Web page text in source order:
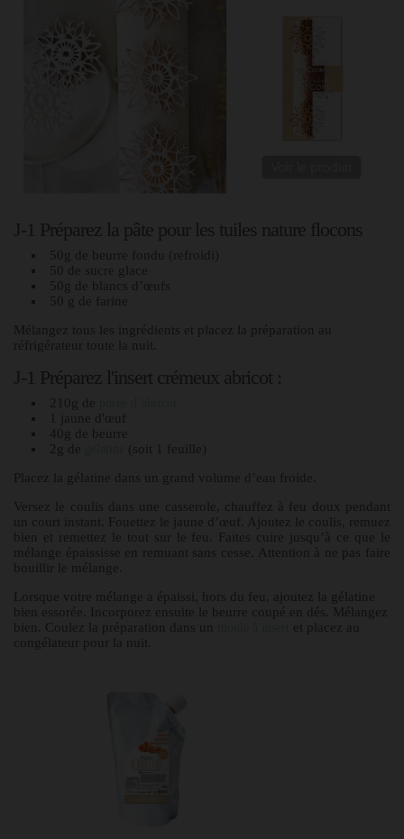
J-1 Préparez la pâte pour les tuiles nature flocons
50g de beurre fondu (refroidi)
50 de sucre glace
50g de blancs d’œufs
50 g de farine
Mélangez tous les ingrédients et placez la préparation au
réfrigérateur toute la nuit.
J-1 Préparez l'insert crémeux abricot :
210g de
1 jaune d'œuf
40g de beurre
2g de
(soit 1 feuille)
Placez la gélatine dans un grand volume d’eau froide.
Versez le coulis dans une casserole, chauffez à feu doux pendant
un court instant. Fouettez le jaune d’œuf. Ajoutez le coulis, remuez
bien et remettez le tout sur le feu. Faites cuire jusqu’à ce que le
mélange épaississe en remuant sans cesse. Attention à ne pas faire
bouillir le mélange.
Lorsque votre mélange a épaissi, hors du feu, ajoutez la gélatine
bien essorée. Incorporez ensuite le beurre coupé en dés. Mélangez
bien. Coulez la préparation dans un
et placez au
congélateur pour la nuit.